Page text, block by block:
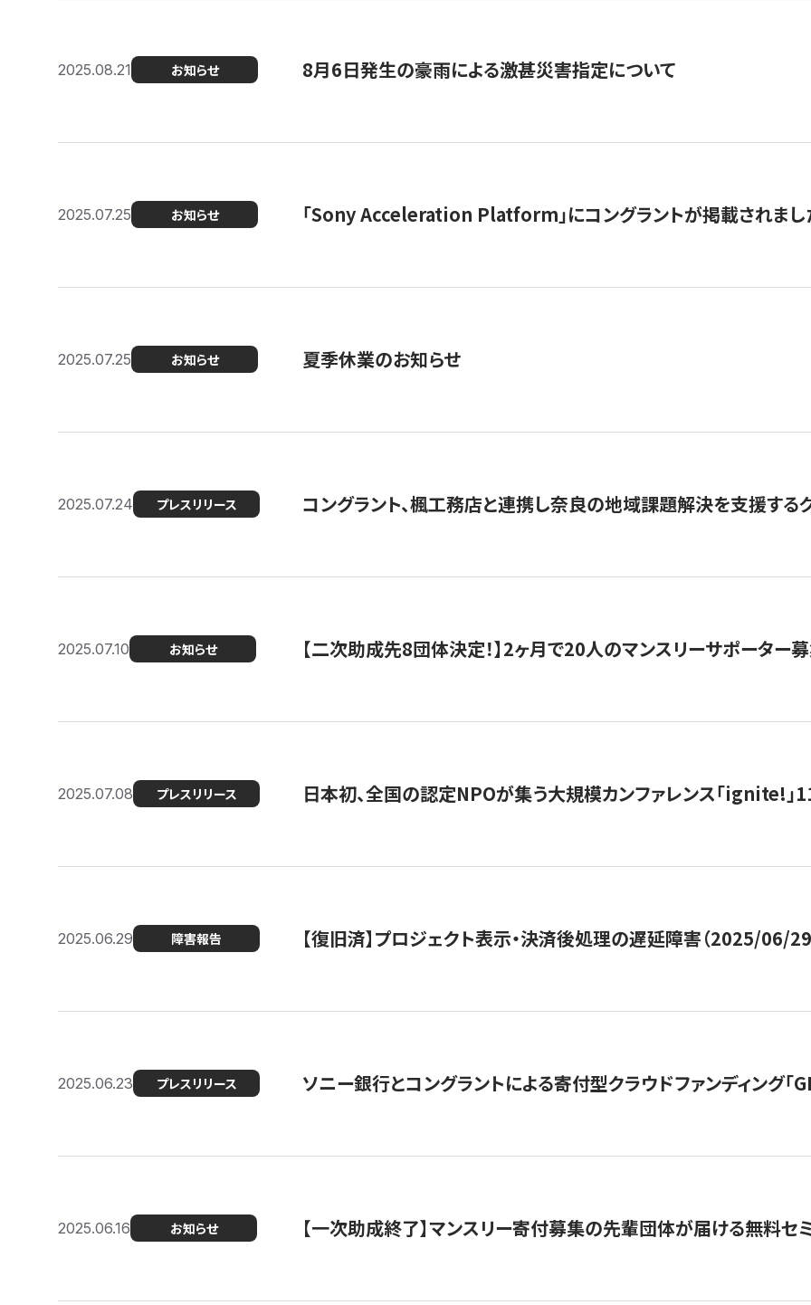
2025.08.21 お知らせ 8月6日発生の豪雨による激甚災害指定について
2025.07.25 お知らせ 「Sony Acceleration Platform」にコングラントが掲載されまし
2025.07.25 お知らせ 夏季休業のお知らせ
2025.07.24 プレスリリース コングラント、楓工務店と連携し奈良の地域課題解決を支援する
2025.07.10 お知らせ 【二次助成先8団体決定！】2ヶ月で20人のマンスリーサポーター
2025.07.08 プレスリリース 日本初、全国の認定NPOが集う大規模カンファレンス「ignite!」
2025.06.29 障害報告 【復旧済】プロジェクト表示・決済後処理の遅延障害（2025/06/29
2025.06.23 プレスリリース ソニー銀行とコングラントによる寄付型クラウドファンディング
2025.06.16 お知らせ 【一次助成終了】マンスリー寄付募集の先輩団体が届ける無料セ